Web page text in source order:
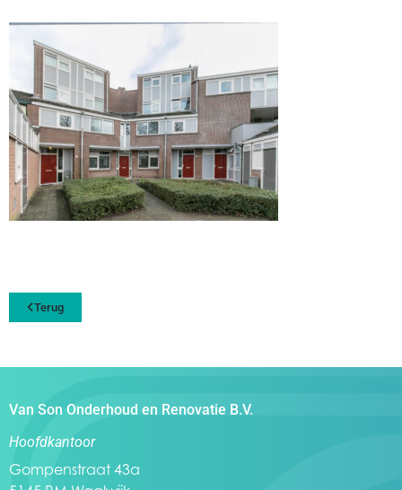
Terug
Van Son Onderhoud en Renovatie B.V.
Hoofdkantoor
Gompenstraat 43a